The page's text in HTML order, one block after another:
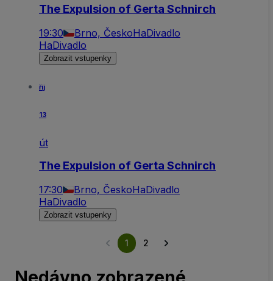
The Expulsion of Gerta Schnirch
19:30 Brno, ČeskoHaDivadlo
HaDivadlo
Zobrazit vstupenky
říj
13
út
The Expulsion of Gerta Schnirch
17:30 Brno, ČeskoHaDivadlo
HaDivadlo
Zobrazit vstupenky
1 2